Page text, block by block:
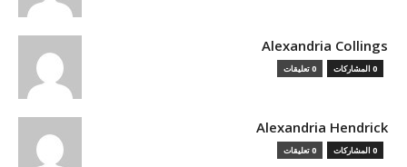
Alexandria Collings
0 المشاركات 0 تعليقات
Alexandria Hendrick
0 المشاركات 0 تعليقات